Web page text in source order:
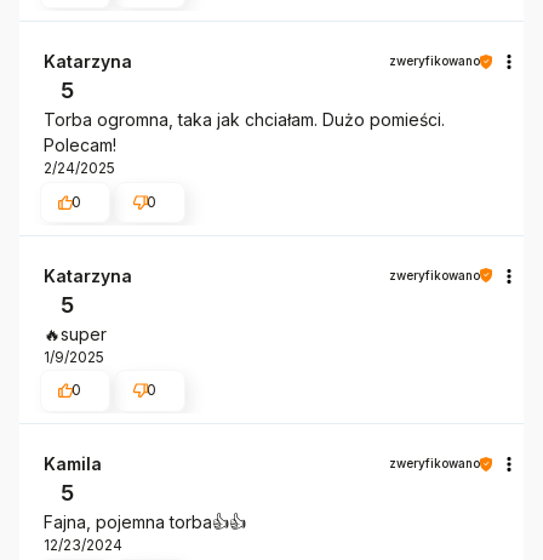
Katarzyna zweryfikowano
5
Torba ogromna, taka jak chciałam. Dużo pomieści.
Polecam!
2/24/2025
0
0
Katarzyna zweryfikowano
5
🔥super
1/9/2025
0
0
Kamila zweryfikowano
5
Fajna, pojemna torba👍️👍️
12/23/2024